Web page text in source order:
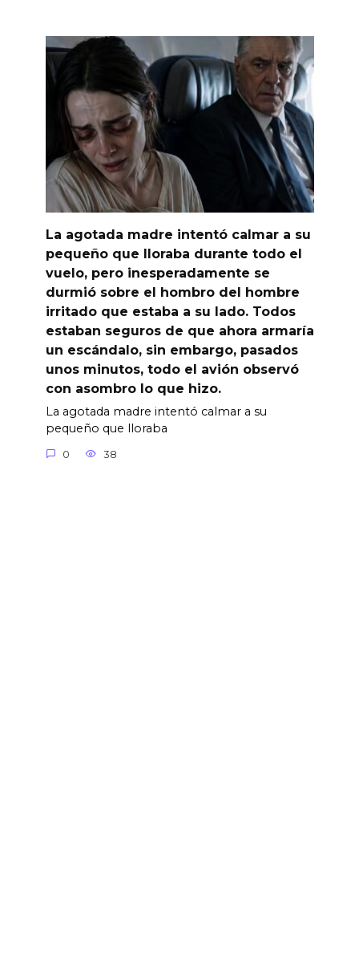
La agotada madre intentó calmar a su
pequeño que lloraba durante todo el
vuelo, pero inesperadamente se
durmió sobre el hombro del hombre
irritado que estaba a su lado. Todos
estaban seguros de que ahora armaría
un escándalo, sin embargo, pasados
unos minutos, todo el avión observó
con asombro lo que hizo.
La agotada madre intentó calmar a su
pequeño que lloraba
0 38